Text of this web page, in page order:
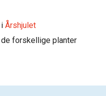
i Årshjulet
forskellige planter